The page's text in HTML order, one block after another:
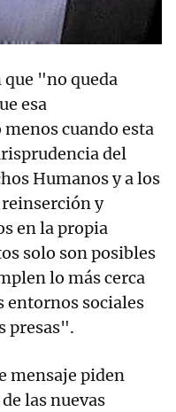
que "no queda
esa
cuando esta
del
Humanos y a los
y
en la propia
solo son posibles
lo más cerca
entornos sociales
presas".
mensaje piden
las nuevas